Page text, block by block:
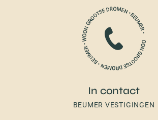
In contact
BEUMER VESTIGINGEN